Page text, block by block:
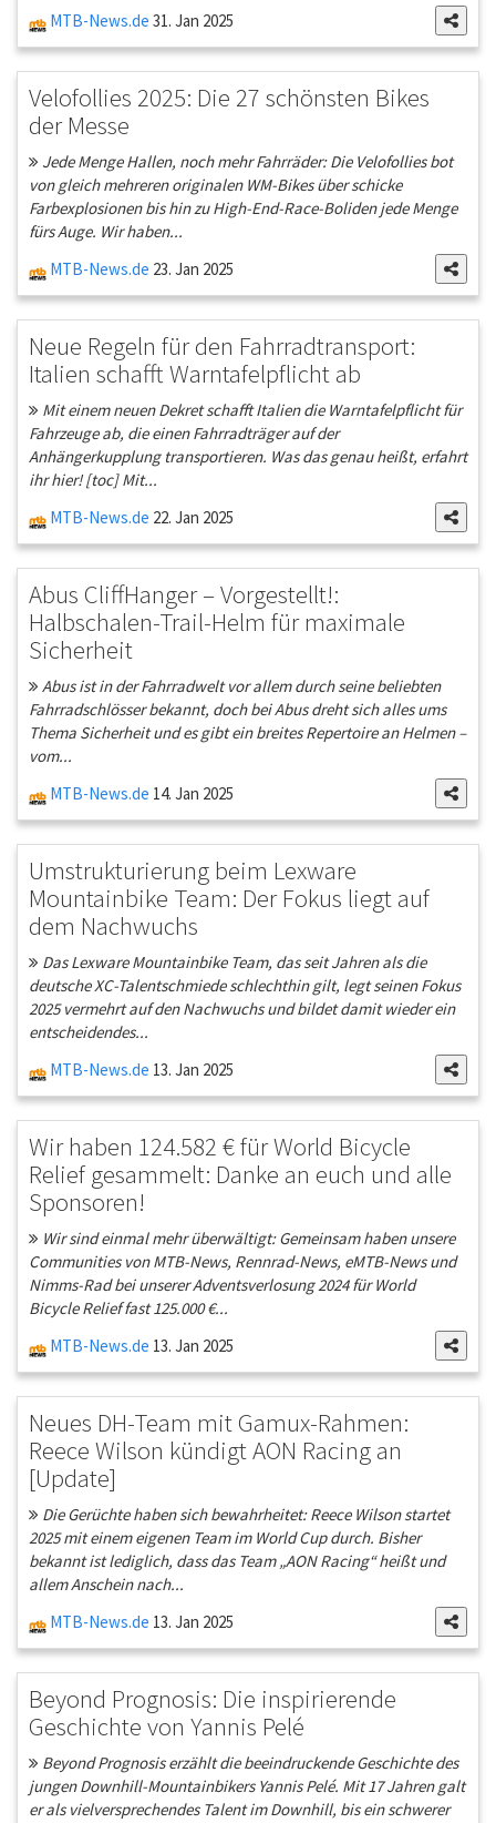
MTB-News.de 31. Jan 2025
Velofollies 2025: Die 27 schönsten Bikes
der Messe
Jede Menge Hallen, noch mehr Fahrräder: Die Velofollies bot
von gleich mehreren originalen WM-Bikes über schicke
Farbexplosionen bis hin zu High-End-Race-Boliden jede Menge
fürs Auge. Wir haben...
MTB-News.de 23. Jan 2025
Neue Regeln für den Fahrradtransport:
Italien schafft Warntafelpflicht ab
Mit einem neuen Dekret schafft Italien die Warntafelpflicht für
Fahrzeuge ab, die einen Fahrradträger auf der
Anhängerkupplung transportieren. Was das genau heißt, erfahrt
ihr hier! [toc] Mit...
MTB-News.de 22. Jan 2025
Abus CliffHanger – Vorgestellt!:
Halbschalen-Trail-Helm für maximale
Sicherheit
Abus ist in der Fahrradwelt vor allem durch seine beliebten
Fahrradschlösser bekannt, doch bei Abus dreht sich alles ums
Thema Sicherheit und es gibt ein breites Repertoire an Helmen –
vom...
MTB-News.de 14. Jan 2025
Umstrukturierung beim Lexware
Mountainbike Team: Der Fokus liegt auf
dem Nachwuchs
Das Lexware Mountainbike Team, das seit Jahren als die
deutsche XC-Talentschmiede schlechthin gilt, legt seinen Fokus
2025 vermehrt auf den Nachwuchs und bildet damit wieder ein
entscheidendes...
MTB-News.de 13. Jan 2025
Wir haben 124.582 € für World Bicycle
Relief gesammelt: Danke an euch und alle
Sponsoren!
Wir sind einmal mehr überwältigt: Gemeinsam haben unsere
Communities von MTB-News, Rennrad-News, eMTB-News und
Nimms-Rad bei unserer Adventsverlosung 2024 für World
Bicycle Relief fast 125.000 €...
MTB-News.de 13. Jan 2025
Neues DH-Team mit Gamux-Rahmen:
Reece Wilson kündigt AON Racing an
[Update]
Die Gerüchte haben sich bewahrheitet: Reece Wilson startet
2025 mit einem eigenen Team im World Cup durch. Bisher
bekannt ist lediglich, dass das Team „AON Racing“ heißt und
allem Anschein nach...
MTB-News.de 13. Jan 2025
Beyond Prognosis: Die inspirierende
Geschichte von Yannis Pelé
Beyond Prognosis erzählt die beeindruckende Geschichte des
jungen Downhill-Mountainbikers Yannis Pelé. Mit 17 Jahren galt
er als vielversprechendes Talent im Downhill, bis ein schwerer